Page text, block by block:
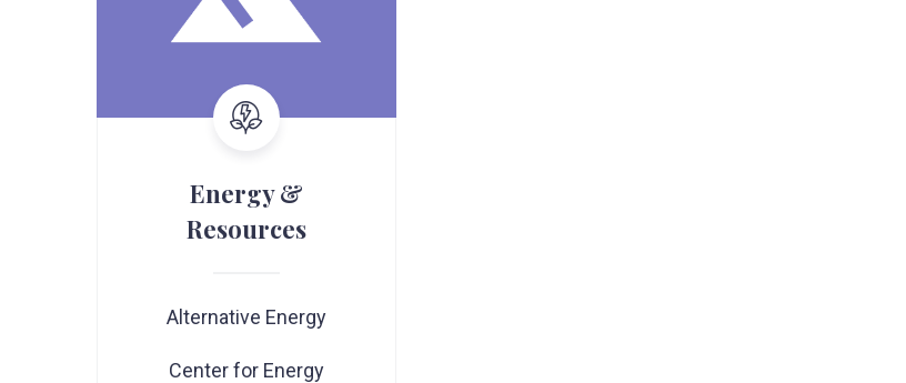
Energy &
Resources
Alternative Energy
Center for Energy